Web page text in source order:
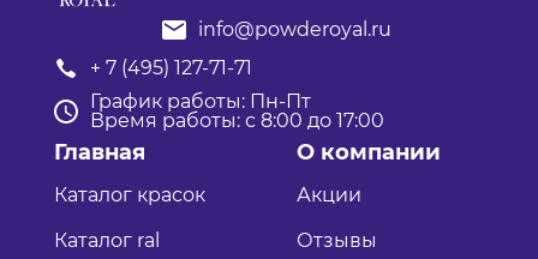
info@powderoyal.ru
+ 7 (495) 127-71-71
График работы: Пн-Пт
Время работы: с 8:00 до 17:00
Главная
Каталог красок
Каталог ral
О компании
Акции
Отзывы